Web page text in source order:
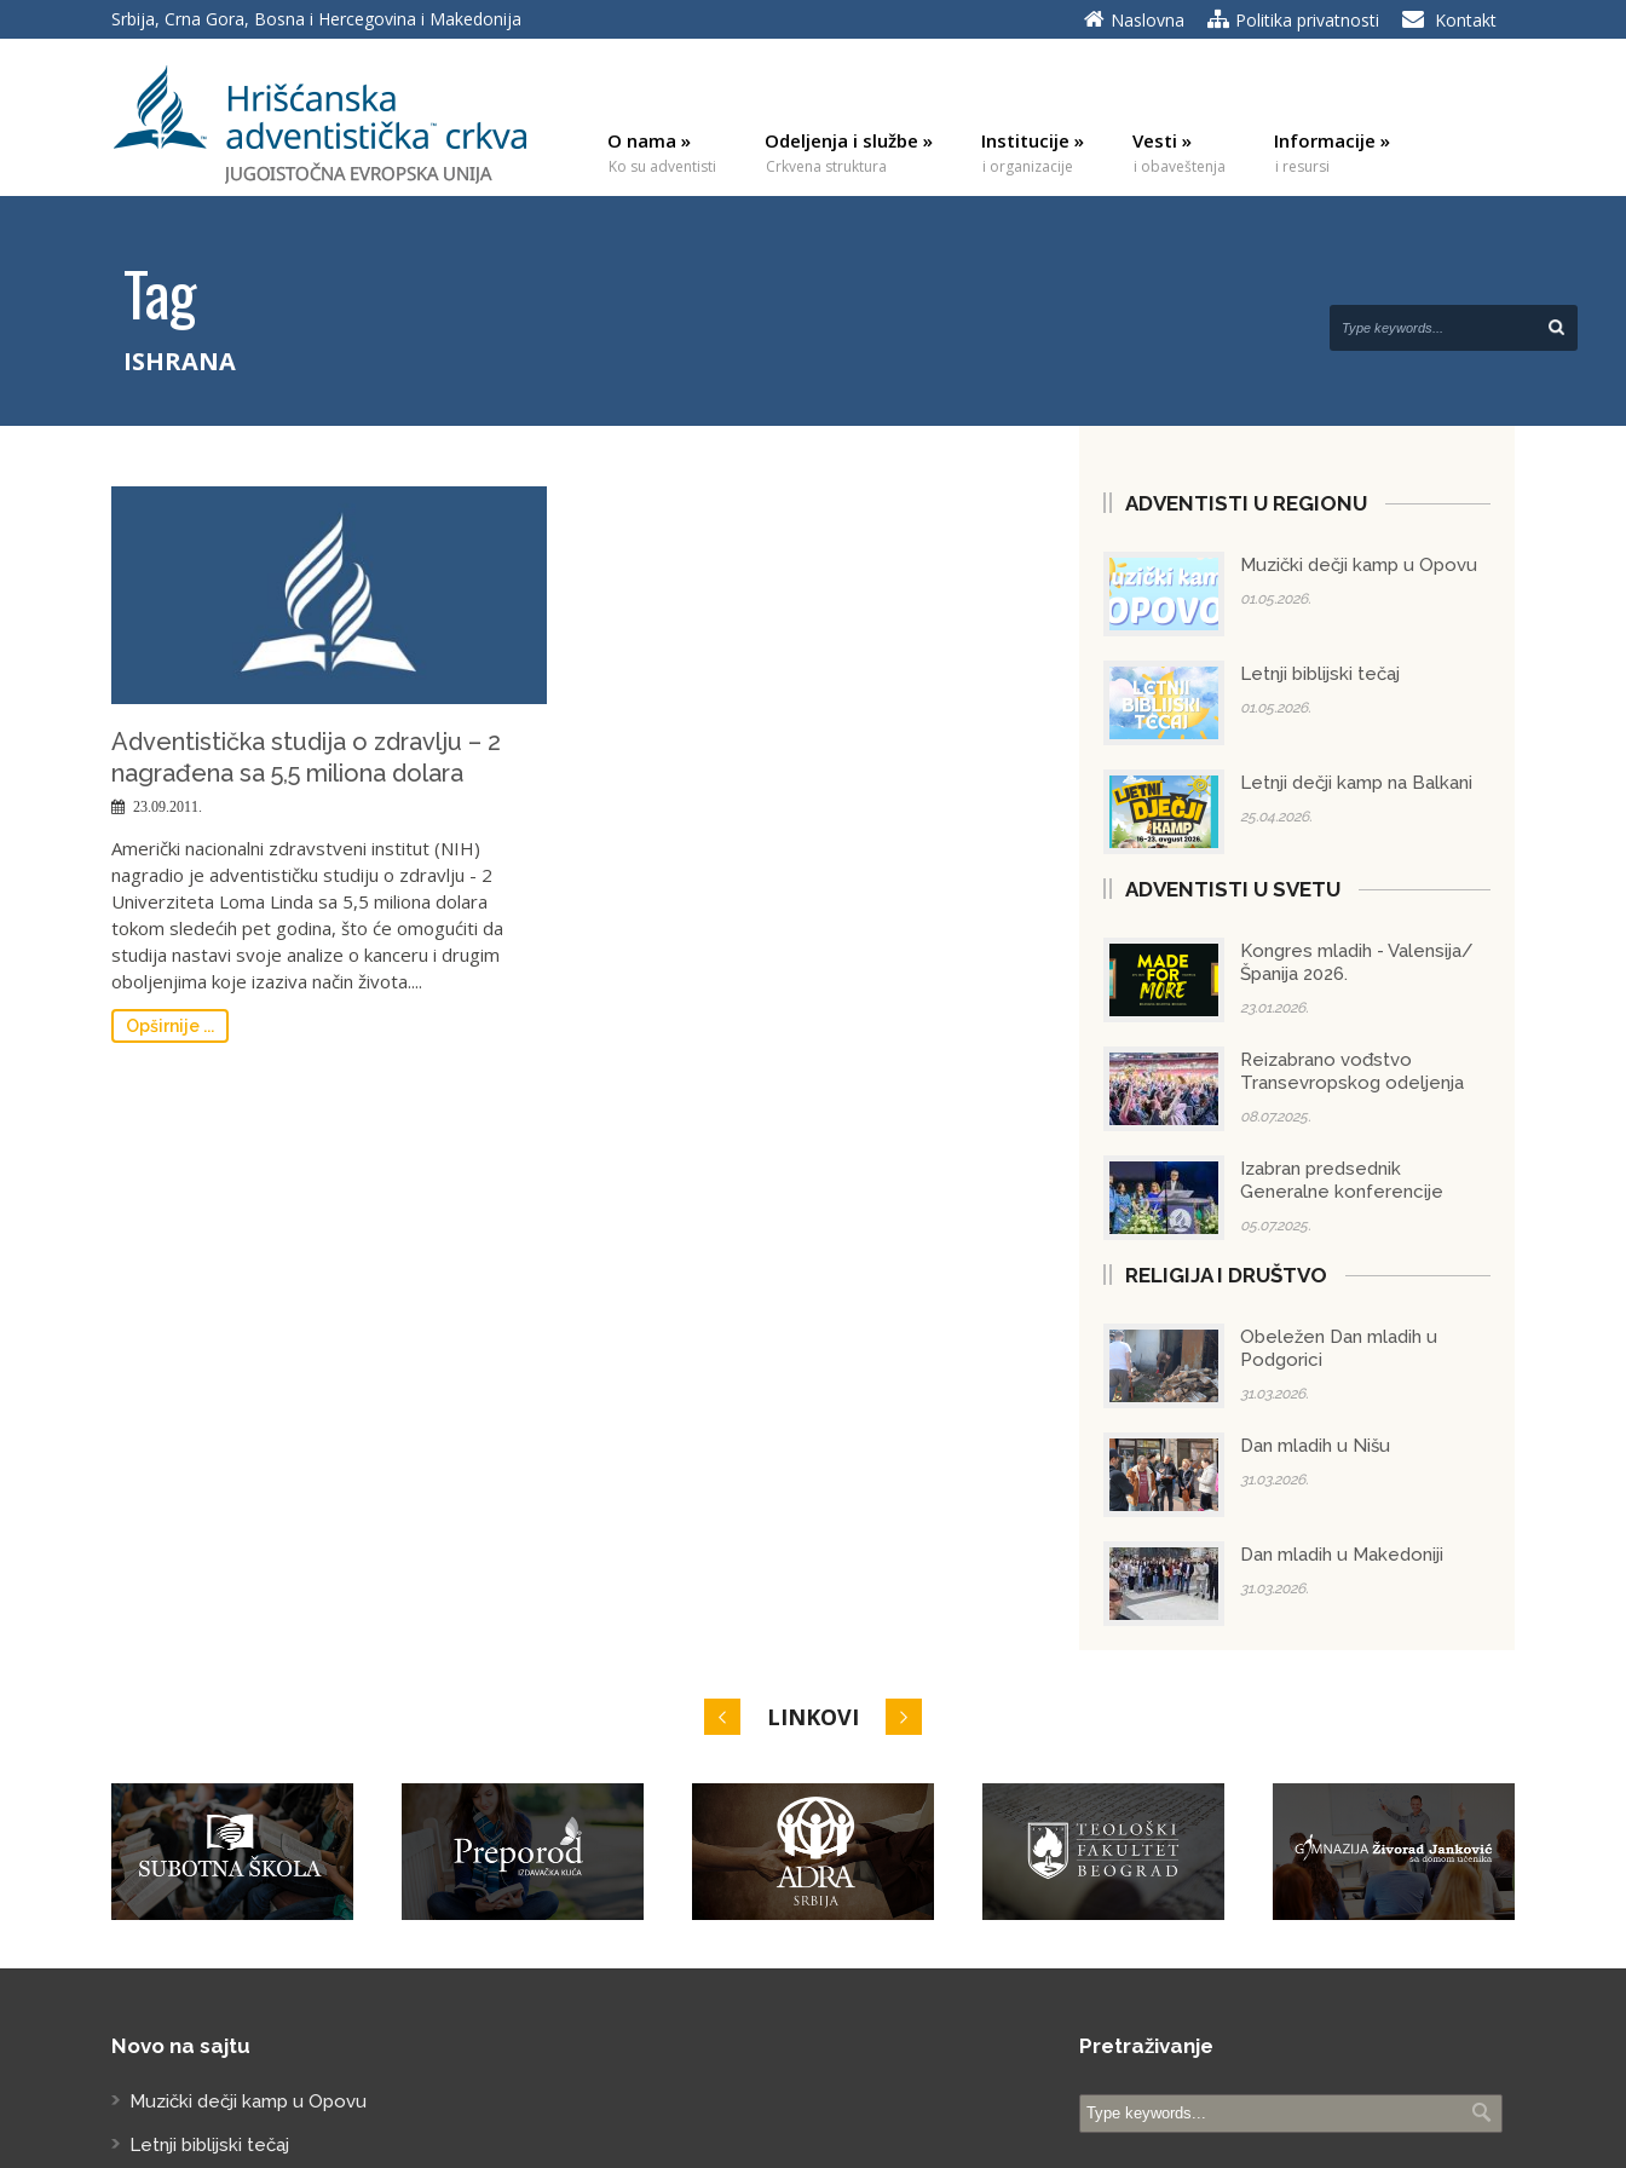
Srbija, Crna Gora, Bosna i Hercegovina i Makedonija Naslovna Politika privatnosti Kontakt
O nama »
Ko su adventisti
Odeljenja i službe »
Crkvena struktura
Institucije »
i organizacije
Vesti »
i obaveštenja
Informacije »
i resursi
Tag
ISHRANA
Adventistička studija o zdravlju – 2
nagrađena sa 5,5 miliona dolara
23.09.2011.
Američki nacionalni zdravstveni institut (NIH)
nagradio je adventističku studiju o zdravlju - 2
Univerziteta Loma Linda sa 5,5 miliona dolara
tokom sledećih pet godina, što će omogućiti da
studija nastavi svoje analize o kanceru i drugim
oboljenjima koje izaziva način života....
Opširnije ...
ADVENTISTI U REGIONU
Muzički dečji kamp u Opovu
01.05.2026.
Letnji biblijski tečaj
01.05.2026.
Letnji dečji kamp na Balkani
25.04.2026.
ADVENTISTI U SVETU
Kongres mladih - Valensija/
Španija 2026.
23.01.2026.
Reizabrano vođstvo
Transevropskog odeljenja
08.07.2025.
Izabran predsednik
Generalne konferencije
05.07.2025.
RELIGIJA I DRUŠTVO
Obeležen Dan mladih u
Podgorici
31.03.2026.
Dan mladih u Nišu
31.03.2026.
Dan mladih u Makedoniji
31.03.2026.
LINKOVI
Novo na sajtu
Muzički dečji kamp u Opovu
Letnji biblijski tečaj
Pretraživanje